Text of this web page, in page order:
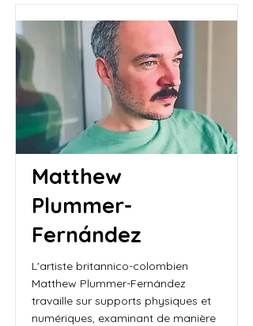
Matthew
Plummer-
Fernández
L'artiste britannico-colombien
Matthew Plummer-Fernández
travaille sur supports physiques et
numériques, examinant de manière